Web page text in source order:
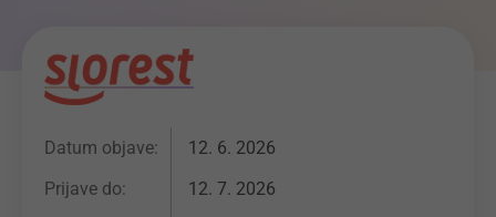
Datum objave:
12. 6. 2026
Prijave do:
12. 7. 2026